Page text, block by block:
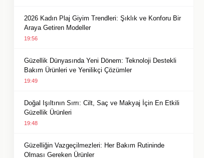
2026 Kadın Plaj Giyim Trendleri: Şıklık ve Konforu Bir
Araya Getiren Modeller
19:56
Güzellik Dünyasında Yeni Dönem: Teknoloji Destekli
Bakım Ürünleri ve Yenilikçi Çözümler
19:49
Doğal Işıltının Sırrı: Cilt, Saç ve Makyaj İçin En Etkili
Güzellik Ürünleri
19:48
Güzelliğin Vazgeçilmezleri: Her Bakım Rutininde
Olması Gereken Ürünler